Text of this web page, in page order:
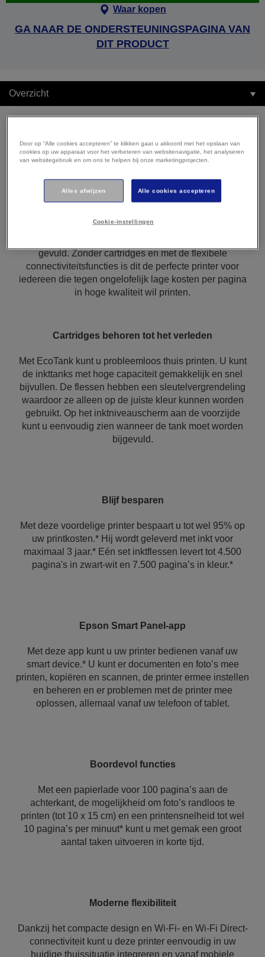
Waar kopen
GA NAAR DE ONDERSTEUNINGSPAGINA VAN
DIT PRODUCT
Overzicht
Overzicht
Bespaar tot wel 95% op uw printkosten* met Epson
speciaal ontworpen inktflessen met hoog rendement
gevuld. Zonder cartridges en met de flexibele
connectiviteitsfuncties is dit de perfecte printer voor
iedereen die tegen ongelofelijk lage kosten per pagina
in hoge kwaliteit wil printen.
Cartridges behoren tot het verleden
Met EcoTank kunt u probleemloos thuis printen. U kunt
de inkttanks met hoge capaciteit gemakkelijk en snel
bijvullen. De flessen hebben een sleutelvergrendeling
waardoor ze alleen op de juiste kleur kunnen worden
gebruikt. Op het inktniveauscherm aan de voorzijde
kunt u eenvoudig zien wanneer de tank moet worden
bijgevuld.
Blijf besparen
Met deze voordelige printer bespaart u tot wel 95% op
uw printkosten.* Hij wordt geleverd met inkt voor
maximaal 3 jaar.* Eén set inktflessen levert tot 4.500
pagina's in zwart-wit en 7.500 pagina’s in kleur.*
Epson Smart Panel-app
Met deze app kunt u uw printer bedienen vanaf uw
smart device.* U kunt er documenten en foto’s mee
printen, kopiëren en scannen, de printer ermee instellen
en beheren en er problemen met de printer mee
oplossen, allemaal vanaf uw telefoon of tablet.
Boordevol functies
Met een papierlade voor 100 pagina’s aan de
achterkant, de mogelijkheid om foto’s randloos te
printen (tot 10 x 15 cm) en een printensnelheid tot wel
10 pagina’s per minuut* kunt u met gemak een groot
aantal taken uitvoeren in korte tijd.
Moderne flexibiliteit
Dankzij het compacte design en Wi-Fi- en Wi-Fi Direct-
connectiviteit kunt u deze printer eenvoudig in uw
huidige thuissituatie integreren en vanaf mobiele
Door op “Alle cookies accepteren” te klikken gaat u akkoord met het opslaan van
cookies op uw apparaat voor het verbeteren van websitenavigatie, het analyseren
van websitegebruik en om ons te helpen bij onze marketingprojecten.
Alles afwijzen Alle cookies accepteren
Cookie-instellingen